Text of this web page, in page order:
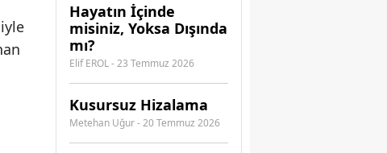
Hayatın İçinde
misiniz, Yoksa Dışında
mı?
Elif EROL - 23 Temmuz 2026
Kusursuz Hizalama
Metehan Uğur - 20 Temmuz 2026